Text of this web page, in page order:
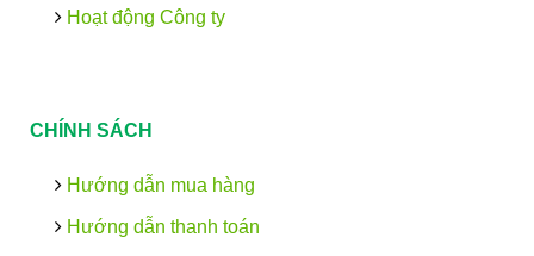
Hoạt động Công ty
CHÍNH SÁCH
Hướng dẫn mua hàng
Hướng dẫn thanh toán